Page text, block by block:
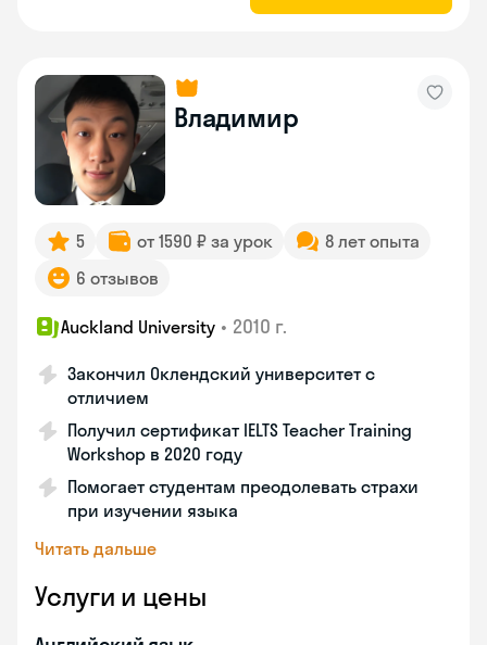
Владимир
5 от 1590 ₽ за урок
8 лет опыта
6 отзывов
Auckland University • 2010 г.
Закончил Оклендский университет с
отличием
Получил сертификат IELTS Teacher Training
Workshop в 2020 году
Помогает студентам преодолевать страхи
при изучении языка
Читать дальше
Услуги и цены